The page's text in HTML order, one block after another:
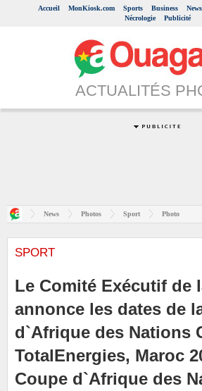
Accueil MonKiosk.com Sports Business News
Nécrologie
Publicité
ACTUALITÉS
News Photos Sport Photo
SPORT
Le Comité Exécutif de
annonce les dates de
d`Afrique des Nations
TotalEnergies, Maroc
Coupe d`Afrique des